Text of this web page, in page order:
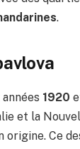
.
1920
et la
origine. Ce